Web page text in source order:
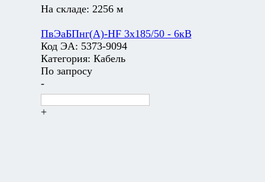
На складе: 2256 м
ПвЭаБПнг(А)-HF 3х185/50 - 6кВ
Код ЭА: 5373-9094
Категория: Кабель
По запросу
-
+